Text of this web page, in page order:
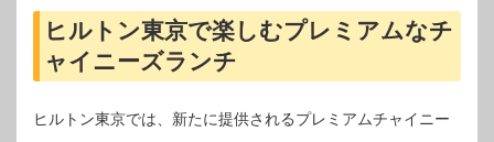
ヒルトン東京で楽しむプレミアムなチ
ャイニーズランチ
ヒルトン東京では、新たに提供されるプレミアムチャイニー